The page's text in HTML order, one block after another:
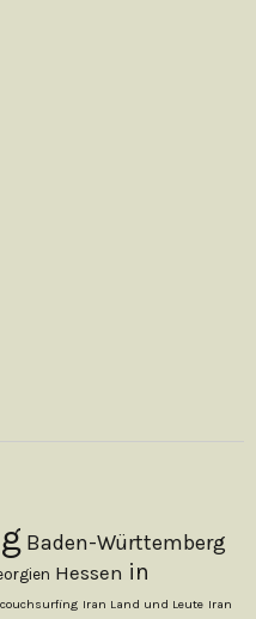
Baden-Württemberg
Hessen in
Iran Land und Leute Iran